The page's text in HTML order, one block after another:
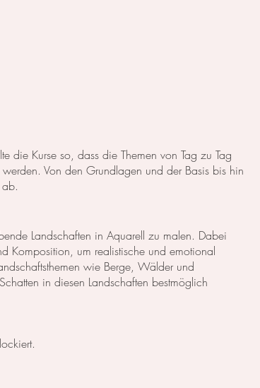
die Kurse so, dass die Themen von Tag zu Tag
Von den Grundlagen und der Basis bis hin
Landschaften in Aquarell zu malen. Dabei
Komposition, um realistische und emotional
wie Berge, Wälder und
in diesen Landschaften bestmöglich
wie möglich darzustellen. Außerdem